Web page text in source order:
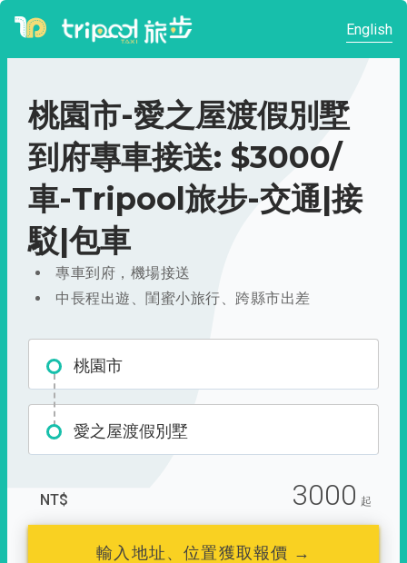
English
桃園市-愛之屋渡假別墅
到府專車接送: $3000/
車-Tripool旅步-交通|接
駁|包車
專車到府，機場接送
中長程出遊、閨蜜小旅行、跨縣市出差
桃園市
愛之屋渡假別墅
NT$ 3000 起
輸入地址、位置獲取報價 →